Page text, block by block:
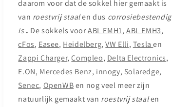
daarom voor dat de sokkel hier gemaakt is
van roestvrij staalen dus corrosiebestendig
is. De sokkels voorABL EMH1, ABL EMH3,
cFos, Easee, Heidelberg,VW Elli, Teslaen
Zappi Charger,Compleo, Delta Electronics,
E.ON, Mercedes Benz, innogy, Solaredge,
Senec, OpenWBen nog veel meer zijn
natuurlijk gemaakt van roestvrij staalen